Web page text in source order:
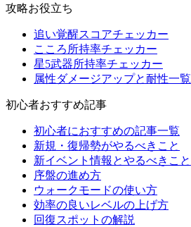
攻略お役立ち
追い覚醒スコアチェッカー
こころ所持率チェッカー
星5武器所持率チェッカー
属性ダメージアップと耐性一覧
初心者おすすめ記事
初心者におすすめの記事一覧
新規・復帰勢がやるべきこと
新イベント情報とやるべきこと
序盤の進め方
ウォークモードの使い方
効率の良いレベルの上げ方
回復スポットの解説